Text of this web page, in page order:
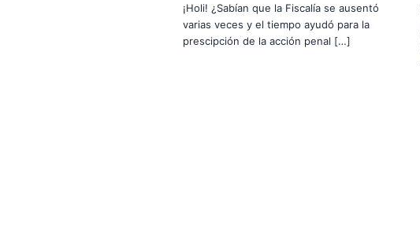
¡Holi! ¿Sabían que la Fiscalía se ausentó
varias veces y el tiempo ayudó para la
prescipción de la acción penal […]